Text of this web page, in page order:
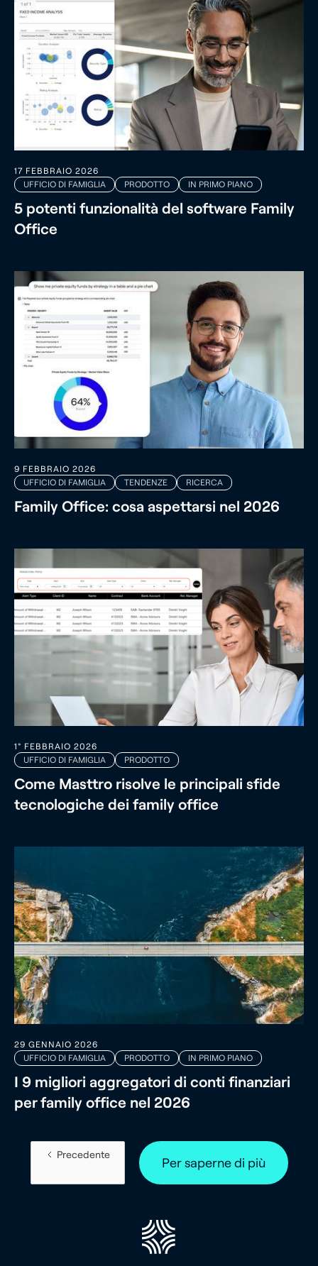
17 FEBBRAIO 2026
UFFICIO DI FAMIGLIA
PRODOTTO IN PRIMO PIANO
5 potenti funzionalità del software Family
Office
9 FEBBRAIO 2026
UFFICIO DI FAMIGLIA
TENDENZE RICERCA
Family Office: cosa aspettarsi nel 2026
1° FEBBRAIO 2026
UFFICIO DI FAMIGLIA
PRODOTTO
Come Masttro risolve le principali sfide
tecnologiche dei family office
29 GENNAIO 2026
UFFICIO DI FAMIGLIA
PRODOTTO IN PRIMO PIANO
I 9 migliori aggregatori di conti finanziari
per family office nel 2026
Precedente Per saperne di più